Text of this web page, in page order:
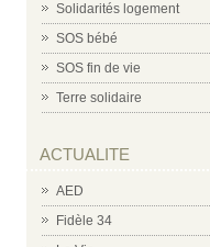
Solidarités logement
SOS bébé
SOS fin de vie
Terre solidaire
ACTUALITE
AED
Fidèle 34